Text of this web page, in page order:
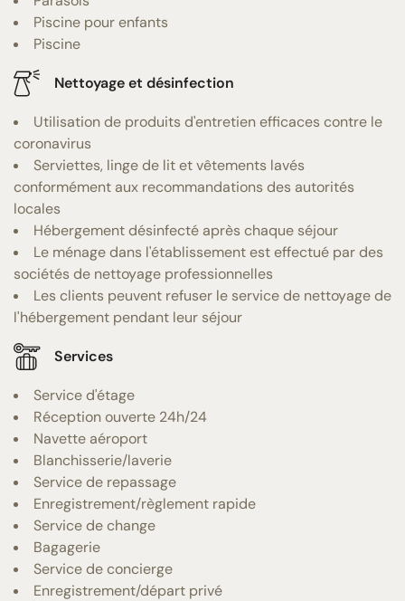
Piscine pour enfants
Piscine
Nettoyage et désinfection
Utilisation de produits d'entretien efficaces contre le
coronavirus
Serviettes, linge de lit et vêtements lavés
conformément aux recommandations des autorités
locales
Hébergement désinfecté après chaque séjour
Le ménage dans l'établissement est effectué par des
sociétés de nettoyage professionnelles
Les clients peuvent refuser le service de nettoyage de
l'hébergement pendant leur séjour
Services
Service d'étage
Réception ouverte 24h/24
Navette aéroport
Blanchisserie/laverie
Service de repassage
Enregistrement/règlement rapide
Service de change
Bagagerie
Service de concierge
Enregistrement/départ privé